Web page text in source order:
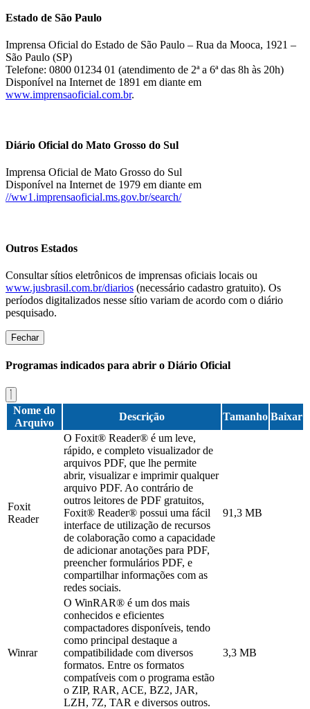
Estado de São Paulo
Imprensa Oficial do Estado de São Paulo – Rua da Mooca, 1921 –
São Paulo (SP)
Telefone: 0800 01234 01 (atendimento de 2ª a 6ª das 8h às 20h)
Disponível na Internet de 1891 em diante em
www.imprensaoficial.com.br.
Diário Oficial do Mato Grosso do Sul
Imprensa Oficial de Mato Grosso do Sul
Disponível na Internet de 1979 em diante em
//ww1.imprensaoficial.ms.gov.br/search/
Outros Estados
Consultar sítios eletrônicos de imprensas oficiais locais ou
www.jusbrasil.com.br/diarios (necessário cadastro gratuito). Os
períodos digitalizados nesse sítio variam de acordo com o diário
pesquisado.
Fechar
Programas indicados para abrir o Diário Oficial
Nome do
Arquivo
Descrição Tamanho Baixar
Foxit
Reader
O Foxit® Reader® é um leve,
rápido, e completo visualizador de
arquivos PDF, que lhe permite
abrir, visualizar e imprimir qualquer
arquivo PDF. Ao contrário de
outros leitores de PDF gratuitos,
Foxit® Reader® possui uma fácil
interface de utilização de recursos
de colaboração como a capacidade
de adicionar anotações para PDF,
preencher formulários PDF, e
compartilhar informações com as
redes sociais.
91,3 MB
Winrar
O WinRAR® é um dos mais
conhecidos e eficientes
compactadores disponíveis, tendo
como principal destaque a
compatibilidade com diversos
formatos. Entre os formatos
compatíveis com o programa estão
o ZIP, RAR, ACE, BZ2, JAR,
LZH, 7Z, TAR e diversos outros.
3,3 MB